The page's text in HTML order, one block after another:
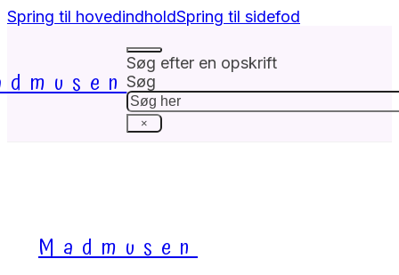
Spring til hovedindholdSpring til sidefod
Søg efter en opskrift
Søg
×
Madmusen